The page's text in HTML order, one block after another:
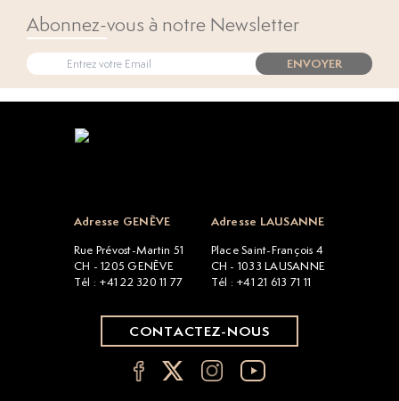
Abonnez-vous à notre Newsletter
ENVOYER
Adresse GENÈVE
Rue Prévost-Martin 51
CH - 1205 GENÈVE
Tél : +41 22 320 11 77
Adresse LAUSANNE
Place Saint-François 4
CH - 1033 LAUSANNE
Tél : +41 21 613 71 11
CONTACTEZ-NOUS